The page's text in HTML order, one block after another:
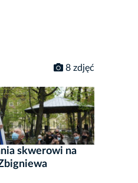
8 zdjęć
skwerowi na